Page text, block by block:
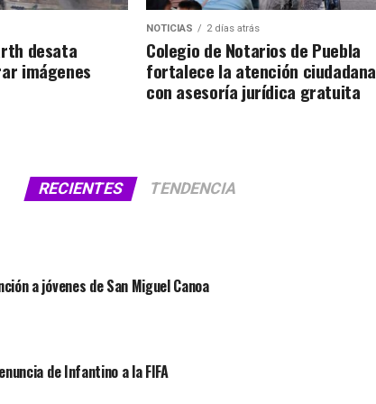
desata
imágenes
NOTICIAS 2 días atrás
Colegio de Notarios de Puebla
fortalece la atención ciudadana
con asesoría jurídica gratuita
RECIENTES TENDENCIA
a jóvenes de San Miguel Canoa
de Infantino a la FIFA